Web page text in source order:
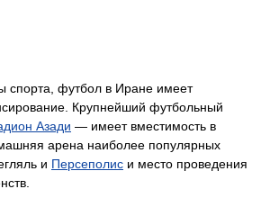
спорта, футбол в Иране имеет
Крупнейший футбольный
Азади — имеет вместимость в
арена наиболее популярных
и Персеполис и место проведения